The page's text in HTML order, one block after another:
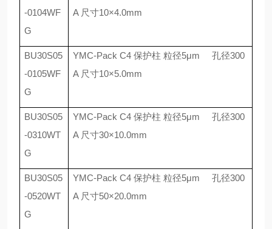
-0104WF
G
A 尺寸10×4.0mm
BU30S05
-0105WF
G
YMC-Pack C4 保护柱 粒径5μm 孔径300
A 尺寸10×5.0mm
BU30S05
-0310WT
G
YMC-Pack C4 保护柱 粒径5μm 孔径300
A 尺寸30×10.0mm
BU30S05
-0520WT
G
YMC-Pack C4 保护柱 粒径5μm 孔径300
A 尺寸50×20.0mm